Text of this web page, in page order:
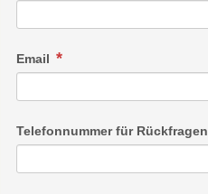
Email
Telefonnummer für Rückfragen